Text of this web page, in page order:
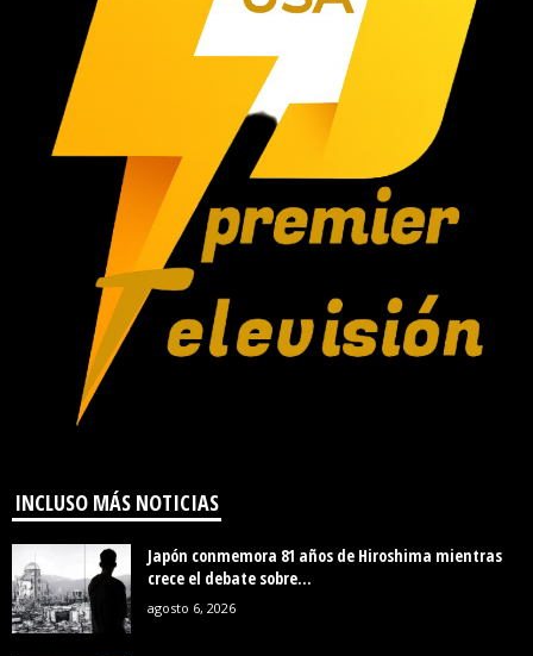
INCLUSO MÁS NOTICIAS
Japón conmemora 81 años de Hiroshima mientras
crece el debate sobre...
agosto 6, 2026